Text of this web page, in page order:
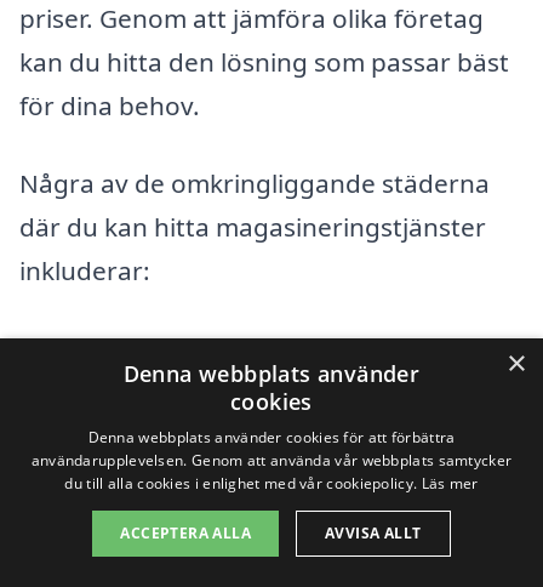
priser. Genom att jämföra olika företag
kan du hitta den lösning som passar bäst
för dina behov.
Några av de omkringliggande städerna
där du kan hitta magasineringstjänster
inkluderar:
Boden
Skellefteå
Sundsvall
×
Denna webbplats använder
cookies
Denna webbplats använder cookies för att förbättra
användarupplevelsen. Genom att använda vår webbplats samtycker
du till alla cookies i enlighet med vår cookiepolicy. Läs mer
ACCEPTERA ALLA AVVISA ALLT